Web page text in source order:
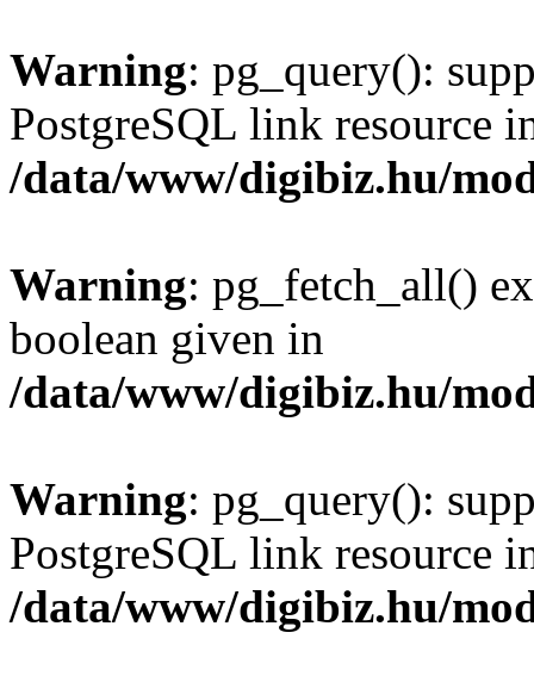
Warning: pg_query():
PostgreSQL link resource
/data/www/digibiz.hu/
Warning: pg_fetch_all()
boolean given in
/data/www/digibiz.hu/
Warning: pg_query():
PostgreSQL link resource
/data/www/digibiz.hu/